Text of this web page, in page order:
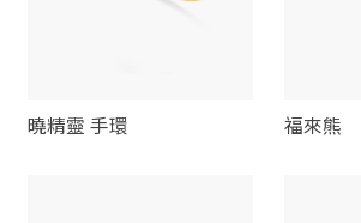
曉精靈 手環 福來熊